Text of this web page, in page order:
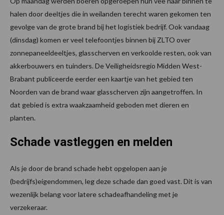
halen door deeltjes die in weilanden terecht waren gekomen ten
gevolge van de grote brand bij het logistiek bedrijf. Ook vandaag
(dinsdag) komen er veel telefoontjes binnen bij ZLTO over
zonnepaneeldeeltjes, glasscherven en verkoolde resten, ook van
akkerbouwers en tuinders. De Veiligheidsregio Midden West-
Brabant publiceerde eerder een kaartje van het gebied ten
Noorden van de brand waar glasscherven zijn aangetroffen. In
dat gebied is extra waakzaamheid geboden met dieren en
planten.
Schade vastleggen en melden
Als je door de brand schade hebt opgelopen aan je
(bedrijfs)eigendommen, leg deze schade dan goed vast. Dit is van
wezenlijk belang voor latere schadeafhandeling met je
verzekeraar.